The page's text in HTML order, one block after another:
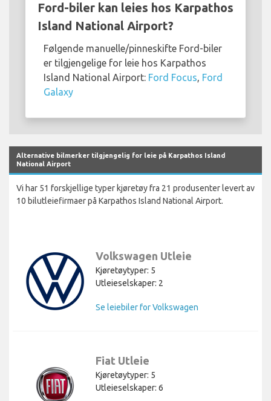
Ford-biler kan leies hos Karpathos
Island National Airport?
Følgende manuelle/pinneskifte Ford-biler
er tilgjengelige for leie hos Karpathos
Island National Airport: Ford Focus, Ford
Galaxy
Alternative bilmerker tilgjengelig for leie på Karpathos Island
National Airport
Vi har 51 forskjellige typer kjøretøy fra 21 produsenter levert av
10 bilutleiefirmaer på Karpathos Island National Airport.
Volkswagen Utleie
Kjøretøytyper: 5
Utleieselskaper: 2
Se leiebiler for Volkswagen
Fiat Utleie
Kjøretøytyper: 5
Utleieselskaper: 6